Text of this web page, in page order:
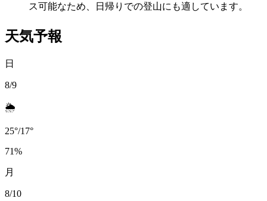
ス可能なため、日帰りでの登山にも適しています。
天気予報
日
8/9
🌦️
25°/17°
71%
月
8/10